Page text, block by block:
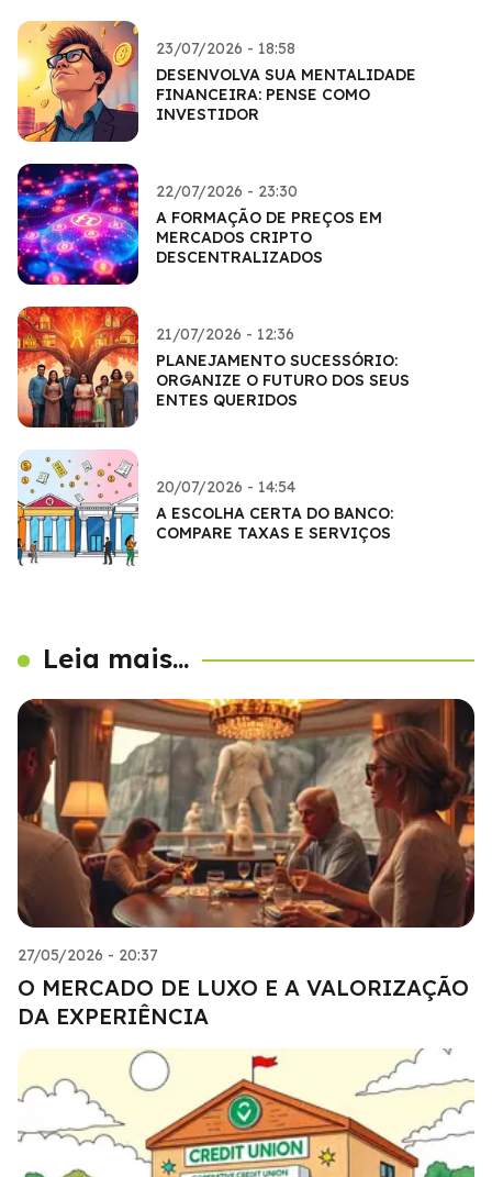
23/07/2026 - 18:58
DESENVOLVA SUA MENTALIDADE
FINANCEIRA: PENSE COMO
INVESTIDOR
22/07/2026 - 23:30
A FORMAÇÃO DE PREÇOS EM
MERCADOS CRIPTO
DESCENTRALIZADOS
21/07/2026 - 12:36
PLANEJAMENTO SUCESSÓRIO:
ORGANIZE O FUTURO DOS SEUS
ENTES QUERIDOS
20/07/2026 - 14:54
A ESCOLHA CERTA DO BANCO:
COMPARE TAXAS E SERVIÇOS
Leia mais...
27/05/2026 - 20:37
O MERCADO DE LUXO E A VALORIZAÇÃO
DA EXPERIÊNCIA